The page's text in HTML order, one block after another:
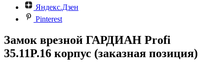
Яндекс.Дзен
Pinterest
Замок врезной ГАРДИАН Profi
35.11P.16 корпус (заказная позиция)